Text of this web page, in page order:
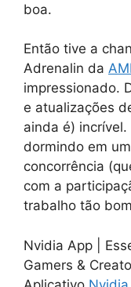
boa.
Então tive a
Adrenalin da
impressionado.
e atualizações
ainda é) incrível.
dormindo em
concorrência
com a
trabalho tão
Nvidia App |
Gamers &